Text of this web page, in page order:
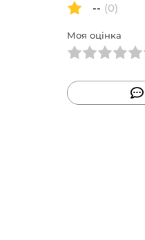
-- (0)
Моя оцінка